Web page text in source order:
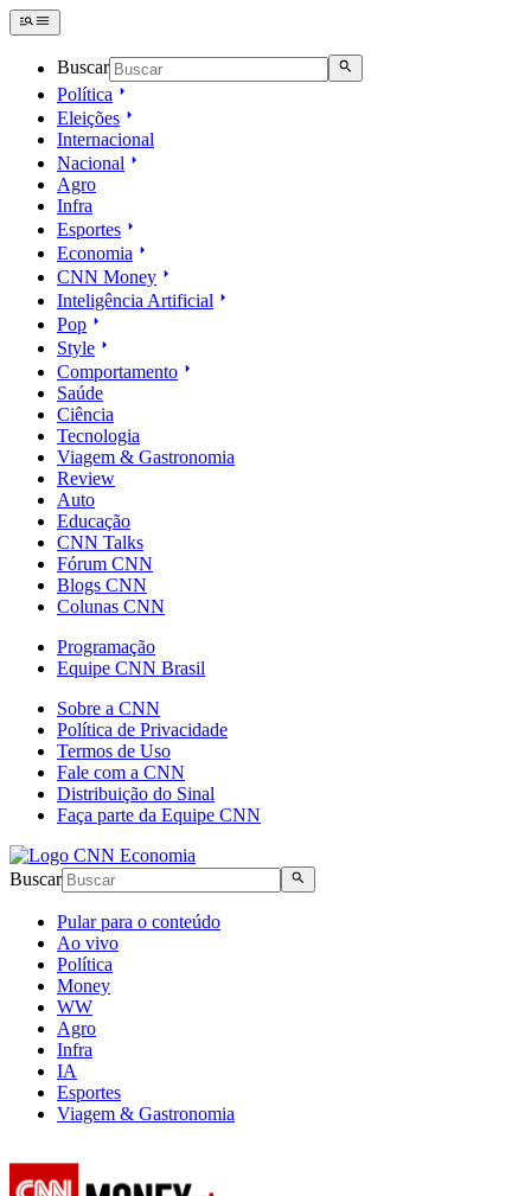
Buscar
Política
Eleições
Internacional
Nacional
Agro
Infra
Esportes
Economia
CNN Money
Inteligência Artificial
Pop
Style
Comportamento
Saúde
Ciência
Tecnologia
Viagem & Gastronomia
Review
Auto
Educação
CNN Talks
Fórum CNN
Blogs CNN
Colunas CNN
Programação
Equipe CNN Brasil
Sobre a CNN
Política de Privacidade
Termos de Uso
Fale com a CNN
Distribuição do Sinal
Faça parte da Equipe CNN
Buscar
Pular para o conteúdo
Ao vivo
Política
Money
WW
Agro
Infra
IA
Esportes
Viagem & Gastronomia